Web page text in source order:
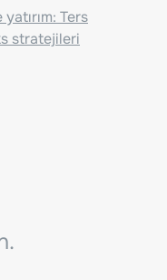
Ters
stratejileri